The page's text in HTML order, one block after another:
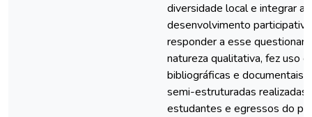
diversidade local e integrar
desenvolvimento
responder a esse
natureza qualitativa, fez uso
bibliográficas e
semi-estruturadas
estudantes e egressos do